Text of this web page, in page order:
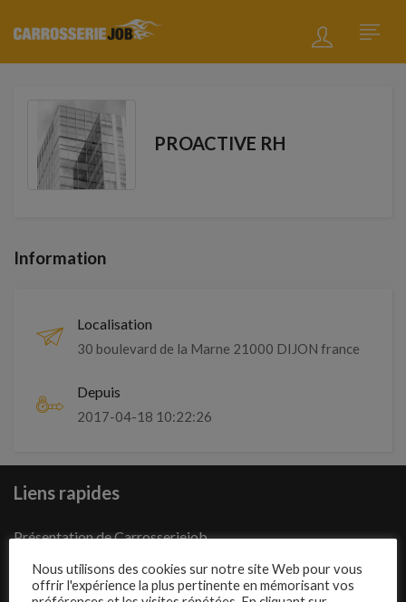
PROACTIVE RH
Information
Localisation
30 boulevard de la Marne 21000 DIJON france
Depuis
2017-04-18 10:22:26
Liens rapides
Présentation de Carrosseriejob
Poster une annonce
Nous utilisons des cookies sur notre site Web pour vous
offrir l'expérience la plus pertinente en mémorisant vos